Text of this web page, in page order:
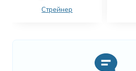
Стрейнер